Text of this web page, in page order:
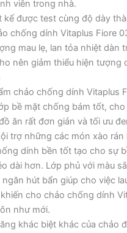
viên trong nhà.
kế được test cùng độ dày
chống dính Vitaplus Fiore
mau lẹ, lan tỏa nhiệt dàn
nên giảm thiểu hiện tượng
chảo chống dính Vitaplus
bề mặt chống bám tốt, cho
ăn rất đơn giản và tối ưu
trợ những các món xào rán
dính bền tốt tạo cho sự
dài hơn. Lớp phủ với màu
ngăn hút bẩn giúp cho việc
cho chảo chống dính
như mới.
khác biệt khác của chảo